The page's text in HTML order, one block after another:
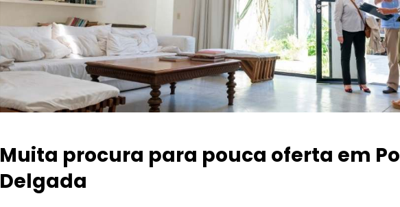
Muita procura para pouca oferta em
Delgada